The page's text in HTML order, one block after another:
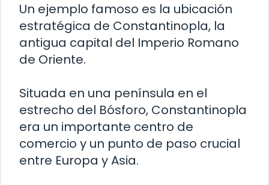
Un ejemplo famoso es la ubicación
estratégica de Constantinopla, la
antigua capital del Imperio Romano
de Oriente.
Situada en una península en el
estrecho del Bósforo, Constantinopla
era un importante centro de
comercio y un punto de paso crucial
entre Europa y Asia.